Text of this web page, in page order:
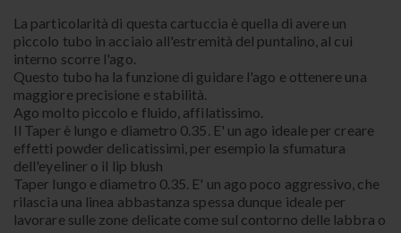
La particolarità di questa cartuccia è quella di avere un
piccolo tubo in acciaio all'estremità del puntalino, al cui
interno scorre l'ago.
Questo tubo ha la funzione di guidare l'ago e ottenere una
maggiore precisione e stabilità.
Ago molto piccolo e fluido, affilatissimo.
Il Taper è lungo e diametro 0.35. E' un ago ideale per creare
effetti powder delicatissimi, per esempio la sfumatura
dell'eyeliner o il lip blush
Taper lungo e diametro 0.35. E' un ago poco aggressivo, che
rilascia una linea abbastanza spessa dunque ideale per
lavorare sulle zone delicate come sul contorno delle labbra o